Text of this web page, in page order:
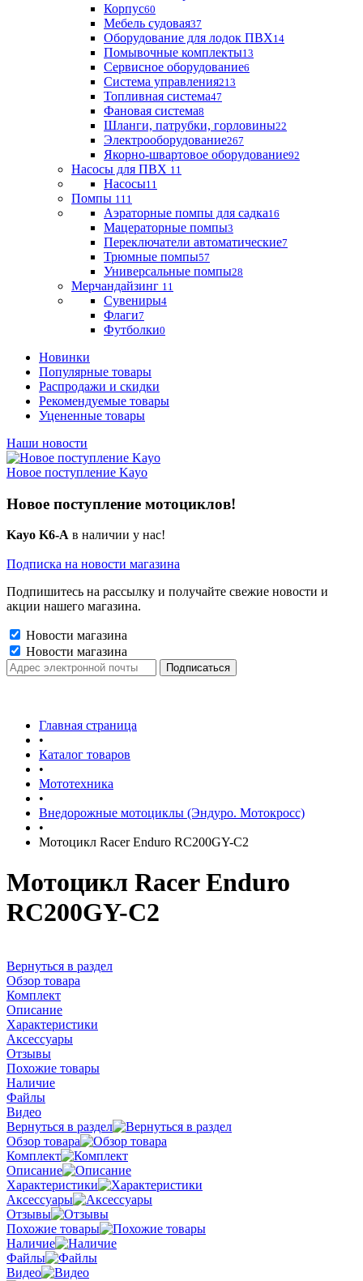
Корпус60
Мебель судовая37
Оборудование для лодок ПВХ14
Помывочные комплекты13
Сервисное оборудование6
Система управления213
Топливная система47
Фановая система8
Шланги, патрубки, горловины22
Электрооборудование267
Якорно-швартовое оборудование92
Насосы для ПВХ 11
Насосы11
Помпы 111
Аэраторные помпы для садка16
Мацераторные помпы3
Переключатели автоматические7
Трюмные помпы57
Универсальные помпы28
Мерчандайзинг 11
Сувениры4
Флаги7
Футболки0
Новинки
Популярные товары
Распродажи и скидки
Рекомендуемые товары
Уцененные товары
Наши новости
Новое поступление Kayo
Новое поступление мотоциклов!
Kayo K6-A в наличии у нас!
Подписка на новости магазина
Подпишитесь на рассылку и получайте свежие новости и
акции нашего магазина.
Новости магазина
Новости магазина
Главная страница
•
Каталог товаров
•
Мототехника
•
Внедорожные мотоциклы (Эндуро. Мотокросс)
•
Мотоцикл Racer Enduro RC200GY-C2
Мотоцикл Racer Enduro
RC200GY-C2
Вернуться в раздел
Обзор товара
Комплект
Описание
Характеристики
Аксессуары
Отзывы
Похожие товары
Наличие
Файлы
Видео
Вернуться в раздел
Обзор товара
Комплект
Описание
Характеристики
Аксессуары
Отзывы
Похожие товары
Наличие
Файлы
Видео